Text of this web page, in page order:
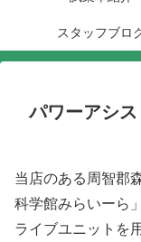
スタッフブロ
パワーアシ
当店のある周智郡
科学館みらいーら
ライブユニットを